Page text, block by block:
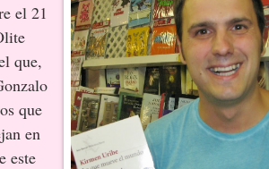
el 21
que,
que
en
este